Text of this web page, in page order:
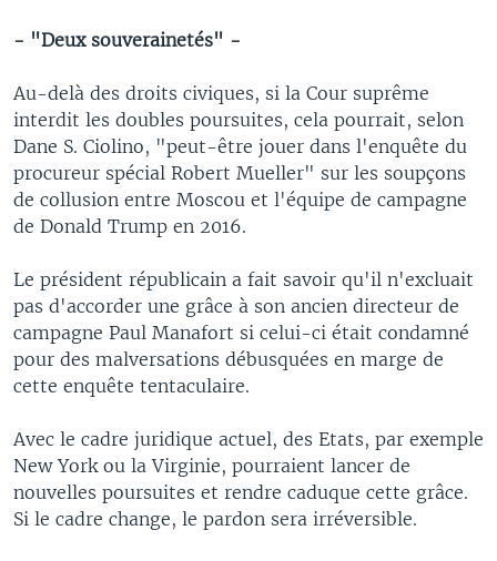
- "Deux souverainetés" -
Au-delà des droits civiques, si la Cour suprême
interdit les doubles poursuites, cela pourrait, selon
Dane S. Ciolino, "peut-être jouer dans l'enquête du
procureur spécial Robert Mueller" sur les soupçons
de collusion entre Moscou et l'équipe de campagne
de Donald Trump en 2016.
Le président républicain a fait savoir qu'il n'excluait
pas d'accorder une grâce à son ancien directeur de
campagne Paul Manafort si celui-ci était condamné
pour des malversations débusquées en marge de
cette enquête tentaculaire.
Avec le cadre juridique actuel, des Etats, par exemple
New York ou la Virginie, pourraient lancer de
nouvelles poursuites et rendre caduque cette grâce.
Si le cadre change, le pardon sera irréversible.